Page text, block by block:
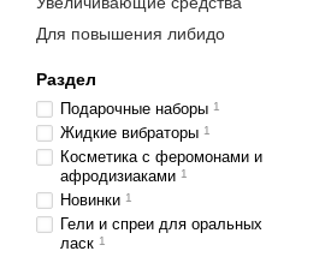
Для повышения либидо
Раздел
Подарочные наборы 1
Жидкие вибраторы 1
Косметика с феромонами и
афродизиаками 1
Новинки 1
Гели и спреи для оральных
ласк 1